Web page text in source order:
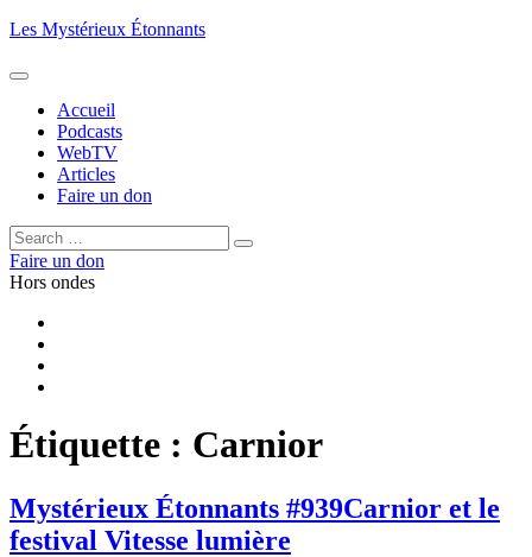
Aller
contenu
Les Mystérieux Étonnants
Accueil
Podcasts
WebTV
Articles
Faire un don
Rechercher :
Rechercher
Faire un don
Hors ondes
Étiquette : Carnior
Mystérieux Étonnants #939Carnior et le
festival Vitesse lumière